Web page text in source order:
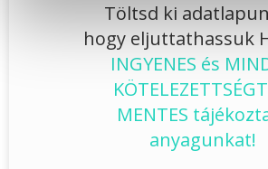
Töltsd ki
hogy eljuttathassuk
INGYENES és
MENTES
anyagunkat!